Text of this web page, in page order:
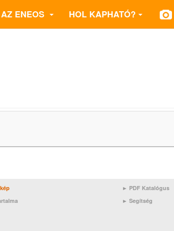
AZ ENEOS HOL KAPHATÓ?
► PDF Katalógus
► Segítség